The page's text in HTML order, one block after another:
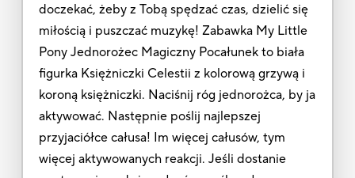
doczekać, żeby z Tobą spędzać czas, dzielić się
miłością i puszczać muzykę! Zabawka My Little
Pony Jednorożec Magiczny Pocałunek to biała
figurka Księżniczki Celestii z kolorową grzywą i
koroną księżniczki. Naciśnij róg jednorożca, by ja
aktywować. Następnie poślij najlepszej
przyjaciółce całusa! Im więcej całusów, tym
więcej aktywowanych reakcji. Jeśli dostanie